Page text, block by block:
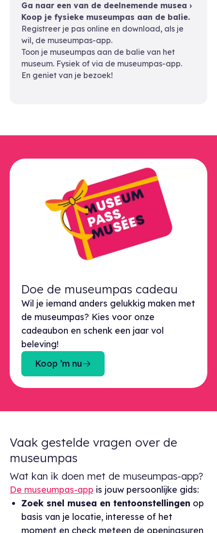
Ga naar een van de deelnemende musea ›
Koop je fysieke museumpas aan de balie.
Registreer je pas online en download, als je
wil, de museumpas-app.
Toon je museumpas aan de balie van het
museum. Fysiek of via de museumpas-app.
En geniet van je bezoek!
Doe de museumpas cadeau
Wil je iemand anders gelukkig maken met
de museumpas? Kies voor onze
cadeaubon en schenk een jaar vol
beleving!
Koop ’m nu
Vaak gestelde vragen over de
museumpas
Wat kan ik doen met de museumpas-app?
De museumpas-app is jouw persoonlijke gids:
Zoek snel musea en tentoonstellingen op
basis van je locatie, interesse of het
moment en check meteen de openingsuren